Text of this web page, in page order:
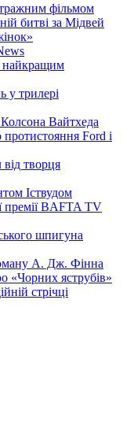
фільмом
битві за Мідвей
найкращим
у трилері
Колсона Вайтхеда
Ford і
творця
Іствудом
премії BAFTA TV
шпигуна
А. Дж. Фінна
«Чорних яструбів»
стрічці